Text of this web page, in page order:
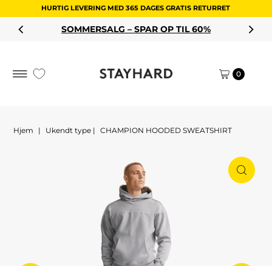
HURTIG LEVERING MED 365 DAGES GRATIS RETURRET
SOMMERSALG – SPAR OP TIL 60%
0
Hjem | Ukendt type | CHAMPION HOODED SWEATSHIRT